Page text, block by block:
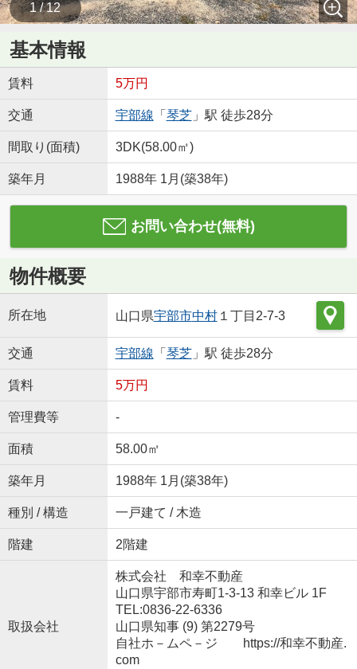
1 / 12
基本情報
賃料 5万円
交通 宇部線 「 琴芝」駅 徒歩28分
間取り(面積) 3DK(58.00㎡)
築年月 1988年 1月(築38年)
お問い合わせ(無料)
物件概要
所在地 山口県宇部市中村１丁目2-7-3
交通 宇部線 「 琴芝」駅 徒歩28分
賃料 5万円
管理費等 -
面積 58.00㎡
築年月 1988年 1月(築38年)
種別 / 構造 一戸建て / 木造
階建 2階建
取扱会社
株式会社 和幸不動産
山口県宇部市寿町1-3-13 和幸ビル 1F
TEL:0836-22-6336
山口県知事 (9) 第2279号
自社ホ－ムペ－ジ https://和幸不動産.
com